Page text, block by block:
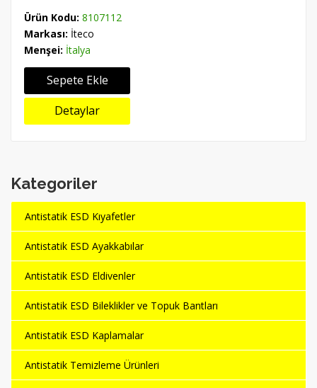
Ürün Kodu: 8107112
Markası: İteco
Menşei: İtalya
Sepete Ekle
Detaylar
Kategoriler
Antistatik ESD Kıyafetler
Antistatik ESD Ayakkabılar
Antistatik ESD Eldivenler
Antistatik ESD Bileklikler ve Topuk Bantları
Antistatik ESD Kaplamalar
Antistatik Temizleme Ürünleri